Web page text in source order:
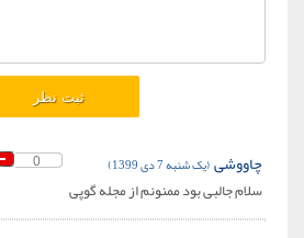
0 چاووشی(یک شنبه 7 دی 1399)
سلام جالبی بود ممنونم از مجله گوپی